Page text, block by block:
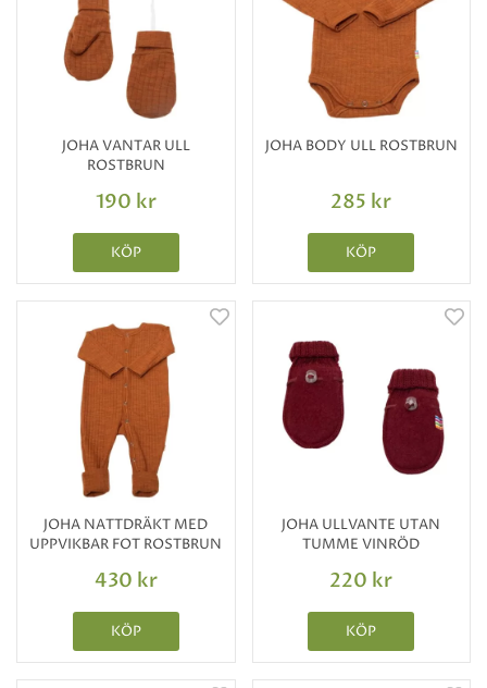
JOHA VANTAR ULL
ROSTBRUN
190 kr
KÖP
JOHA BODY ULL ROSTBRUN
285 kr
KÖP
JOHA NATTDRÄKT MED
UPPVIKBAR FOT ROSTBRUN
430 kr
KÖP
JOHA ULLVANTE UTAN
TUMME VINRÖD
220 kr
KÖP